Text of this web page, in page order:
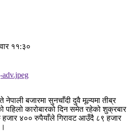
११:३०
बजारमा सुनचाँदी दुवै मूल्यमा तीब्र
पहिलो कारोबारको दिन समेत रहेको शुक्रबार
४०० रुपैयाँले गिरावट आउँदै ८९ हजार